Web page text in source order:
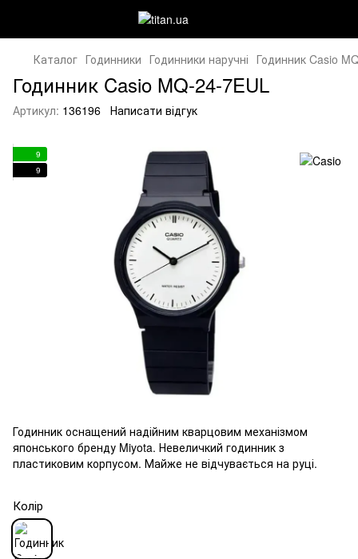
Каталог Годинники Годинники наручні Годинник Casio
Годинник Casio MQ-24-7EUL
Артикул: 136196 Написати відгук
9
9
Годинник оснащений надійним кварцовим механізмом
японського бренду Miyota. Невеличкий годинник з
пластиковим корпусом. Майже не відчувається на руці.
Колір